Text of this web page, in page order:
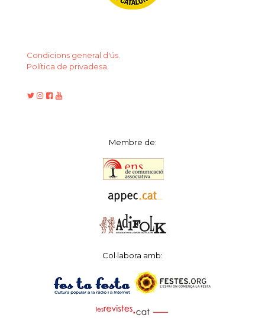
Condicions general d'ús.
Política de privadesa.
Membre de:
Col·labora amb: